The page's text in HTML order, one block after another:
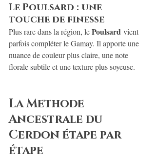
Le Poulsard : une
touche de finesse
Plus rare dans la région, le Poulsard vient
parfois compléter le Gamay. Il apporte une
nuance de couleur plus claire, une note
florale subtile et une texture plus soyeuse.
La Methode
Ancestrale du
Cerdon étape par
étape